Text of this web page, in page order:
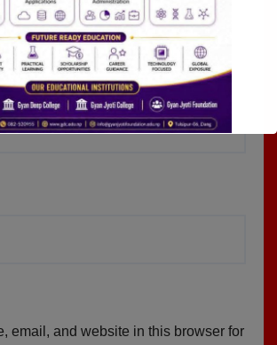
email, and website in this browser for